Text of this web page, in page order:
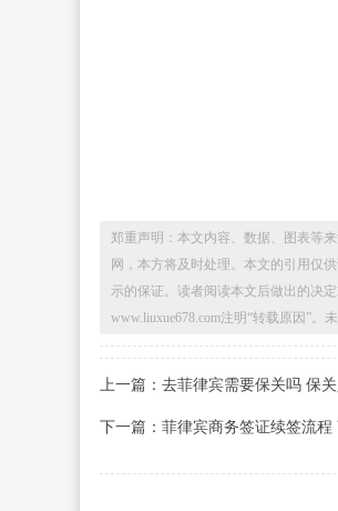
郑重声明：本文内容、数据、图表等
网，本方将及时处理。本文的引用仅
示的保证。读者阅读本文后做出的决
www.liuxue678.com注明“转载原因”。
上一篇：去菲律宾需要保关吗 保
下一篇：菲律宾商务签证续签流程